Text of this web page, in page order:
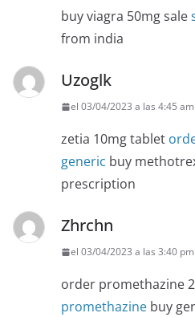
buy viagra 50mg sale
from india
Uzoglk
el 03/04/2023 a las 4:45 am
zetia 10mg tablet
generic buy
prescription
Zhrchn
el 03/04/2023 a las 3:40 pm
order promethazine
promethazine buy